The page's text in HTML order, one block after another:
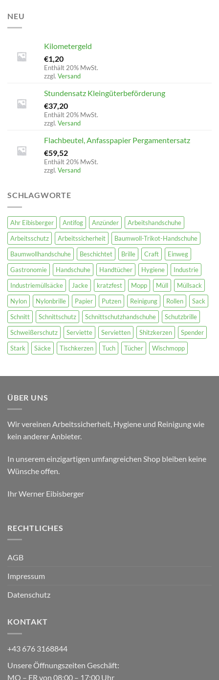
NEU
Kilometergeld
€1,20
Enthält 20% MwSt.
zzgl. Versand
Stundensatz Kleingüterbeförderung
€37,20
Enthält 20% MwSt.
zzgl. Versand
Flachbeutel, Anfasspapier Pergamentersatz
€59,52
Enthält 20% MwSt.
zzgl. Versand
SCHLAGWORTE
Ahr Eibisberger Antifog Anzünder
Arbeitshandschuhe
Arbeitsschutz
Arbeitssicherheit
Baumwoll-Trikot-Handschuhe
Baumwollhandschuhe
Beschichtet Brille Craft
Einweg
Gastronomie
Handschuhe Handtücher Hygiene
Industrie
Industriemüllsäcke
Jacke kratzfest Mopp Müll
Müllsack
Nylon
Nylonbrille Papier Putzen Reinigung Rollen
Sack
Schnitt
Schnittschutz Schnittschutzhandschuhe
Schutzbrille
Schweißerschutz
Serviette Servietten Shitzkerzen
Spender
Stark
Säcke Tischkerzen Tuch Tücher Wischmopp
ÜBER UNS
Wir vereinen Arbeitssicherheit, Hygiene und Reinigung wie
kein anderer Anbieter.
In unserem einzigartigen umfangreichen Shop bleiben keine
Wünsche offen.
Ihr Werner Eibisberger
RECHTLICHES
AGB
Impressum
Datenschutz
KONTAKT
+43 676 3168844
Unsere Öffnungszeiten Geschäft:
MO – FR von 08:00 – 17:00 Uhr